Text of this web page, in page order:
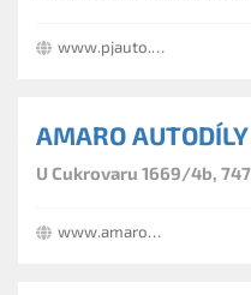
www.pjauto.cz
AMARO
U Cukrovaru 1669/4b,
www.amaroautodily.cz